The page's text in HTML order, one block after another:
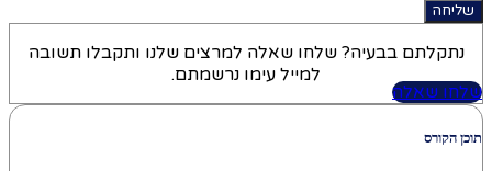
שליחה
נתקלתם בבעיה? שלחו שאלה למרצים שלנו ותקבלו תשובה
למייל עימו נרשמתם.
שלחו שאלה
תוכן הקורס